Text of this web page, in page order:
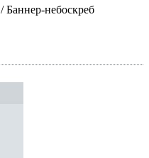
/ Баннер-небоскреб